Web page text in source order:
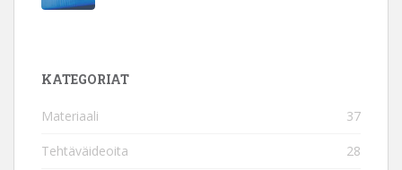
KATEGORIAT
Materiaali 37
Tehtäväideoita 28